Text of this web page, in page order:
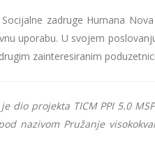
zadruge Humana
uporabu. U svojem
zainteresiranim
dio projekta TICM PPI 5.0
nazivom Pružanje